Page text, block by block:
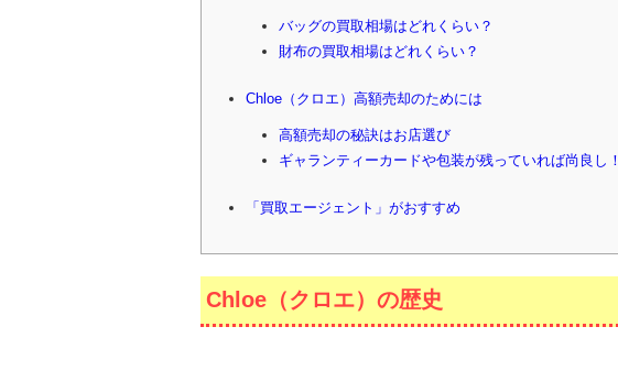
バッグの買取相場はどれくらい？
財布の買取相場はどれくらい？
Chloe（クロエ）高額売却のためには
高額売却の秘訣はお店選び
ギャランティーカードや包装が残っていれば尚良し！
「買取エージェント」がおすすめ
Chloe（クロエ）の歴史